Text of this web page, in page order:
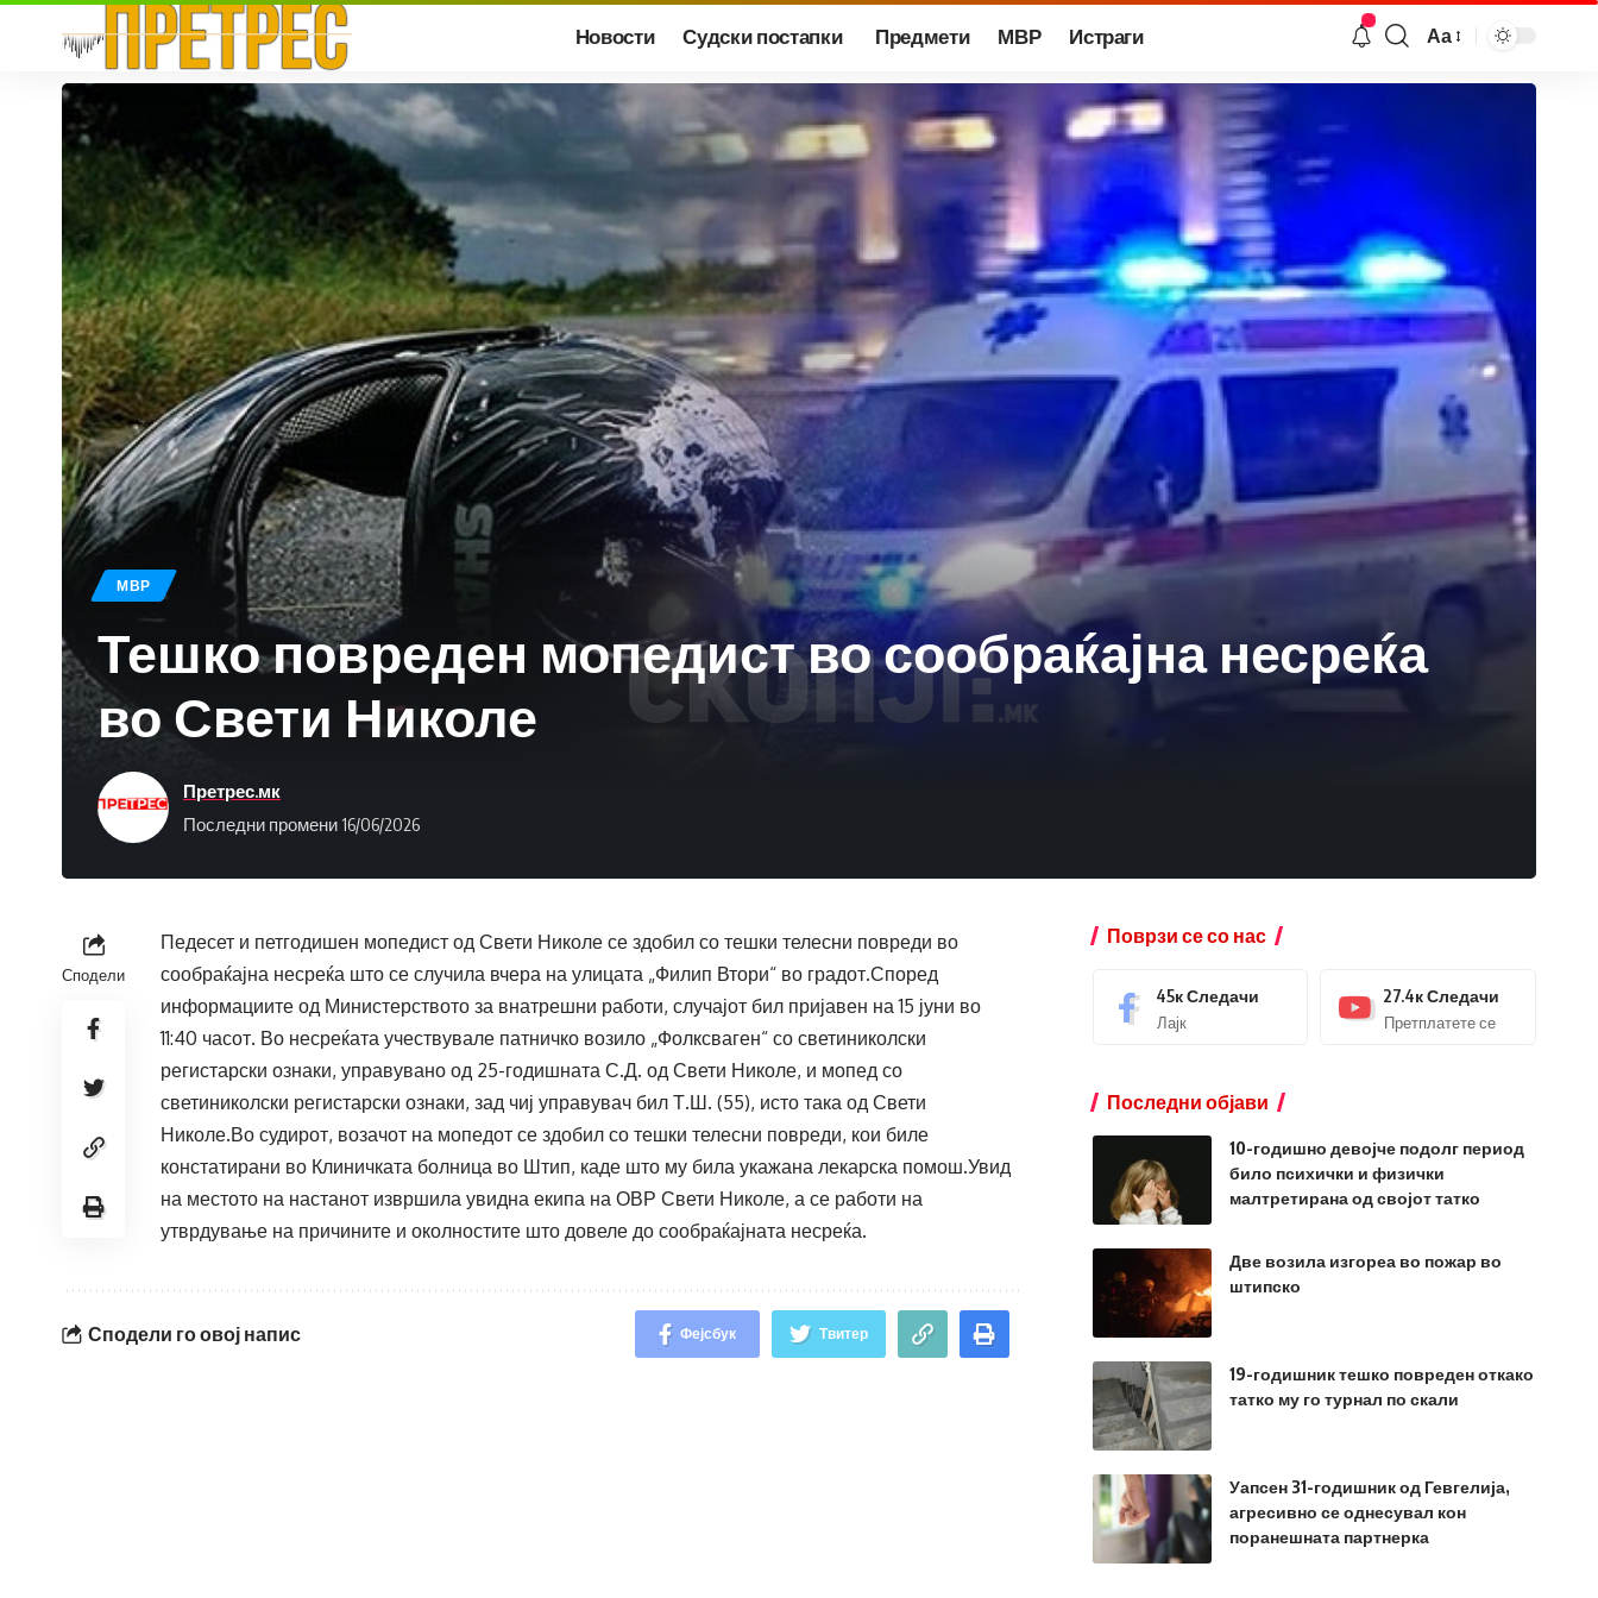
Новости Судски постапки Предмети МВР Истраги Аа
МВР
Тешко повреден мопедист во сообраќајна несреќа
во Свети Николе
Последни промени 16/06/2026
Претрес.мк
Сподели
Педесет и петгодишен мопедист од Свети Николе се здобил со тешки телесни повреди во
сообраќајна несреќа што се случила вчера на улицата „Филип Втори“ во градот.Според
информациите од Министерството за внатрешни работи, случајот бил пријавен на 15 јуни во
11:40 часот. Во несреќата учествувале патничко возило „Фолксваген“ со светиниколски
регистарски ознаки, управувано од 25-годишната С.Д. од Свети Николе, и мопед со
светиниколски регистарски ознаки, зад чиј управувач бил Т.Ш. (55), исто така од Свети
Николе.Во судирот, возачот на мопедот се здобил со тешки телесни повреди, кои биле
констатирани во Клиничката болница во Штип, каде што му била укажана лекарска помош.Увид
на местото на настанот извршила увидна екипа на ОВР Свети Николе, а се работи на
утврдување на причините и околностите што довеле до сообраќајната несреќа.
Сподели го овој напис Фејсбук Твитер
Поврзи се со нас
45кСледачи
Лајк
27.4кСледачи
Претплатете се
Последни објави
10-годишно девојче подолг период
било психички и физички
малтретирана од својот татко
Две возила изгореа во пожар во
штипско
19-годишник тешко повреден откако
татко му го турнал по скали
Уапсен 31-годишник од Гевгелија,
агресивно се однесувал кон
поранешната партнерка